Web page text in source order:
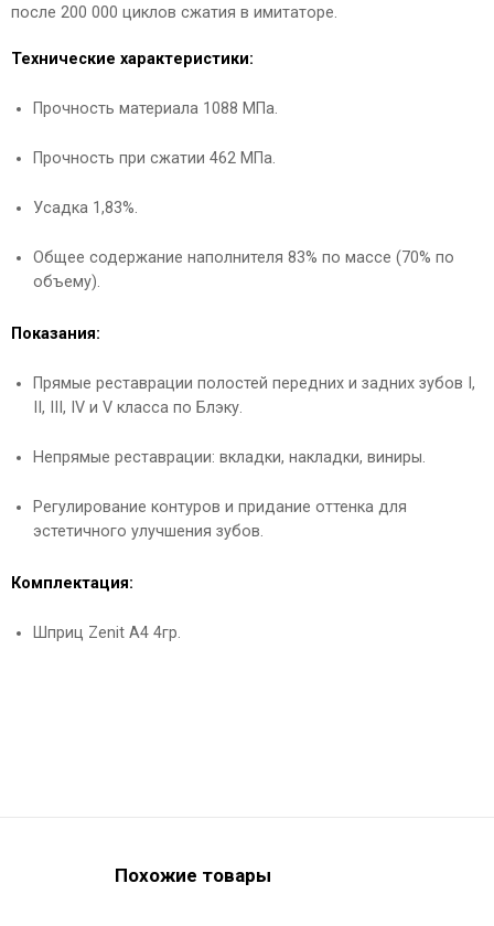
после 200 000 циклов сжатия в имитаторе.
Технические характеристики:
Прочность материала 1088 МПа.
Прочность при сжатии 462 МПа.
Усадка 1,83%.
Общее содержание наполнителя 83% по массе (70% по
объему).
Показания:
Прямые реставрации полостей передних и задних зубов I,
II, III, IV и V класса по Блэку.
Непрямые реставрации: вкладки, накладки, виниры.
Регулирование контуров и придание оттенка для
эстетичного улучшения зубов.
Комплектация:
Шприц Zenit А4 4гр.
Похожие товары